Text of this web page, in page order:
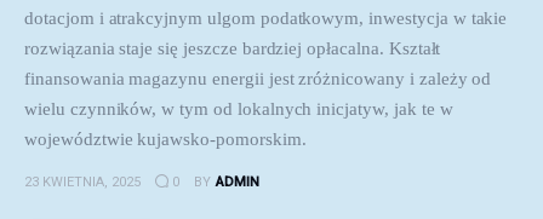
dotacjom i atrakcyjnym ulgom podatkowym, inwestycja w takie
rozwiązania staje się jeszcze bardziej opłacalna. Kształt
finansowania magazynu energii jest zróżnicowany i zależy od
wielu czynników, w tym od lokalnych inicjatyw, jak te w
województwie kujawsko-pomorskim.
23 KWIETNIA, 2025 0 BY ADMIN